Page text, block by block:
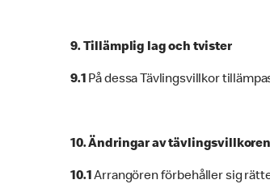
9. Tillämplig lag och tvister
9.1 På dessa Tävlingsvillkor
10. Ändringar av tävlingsvillkoren
10.1Arrangören förbehåller sig